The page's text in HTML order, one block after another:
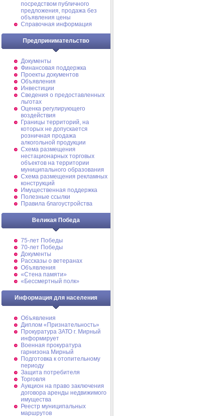
посредством публичного
предложения, продажа без
объявления цены
Справочная информация
Предпринимательство
Документы
Финансовая поддержка
Проекты документов
Объявления
Инвестиции
Сведения о предоставленных
льготах
Оценка регулирующего
воздействия
Границы территорий, на
которых не допускается
розничная продажа
алкогольной продукции
Схема размещения
нестационарных торговых
объектов на территории
муниципального образования
Схема размещения рекламных
конструкций
Имущественная поддержка
Полезные ссылки
Правила благоустройства
Великая Победа
75-лет Победы
70-лет Победы
Документы
Рассказы о ветеранах
Объявления
«Стена памяти»
«Бессмертный полк»
Информация для населения
Объявления
Диплом «Признательность»
Прокуратура ЗАТО г. Мирный
информирует
Военная прокуратура
гарнизона Мирный
Подготовка к отопительному
периоду
Защита потребителя
Торговля
Аукцион на право заключения
договора аренды недвижимого
имущества
Реестр муниципальных
маршрутов